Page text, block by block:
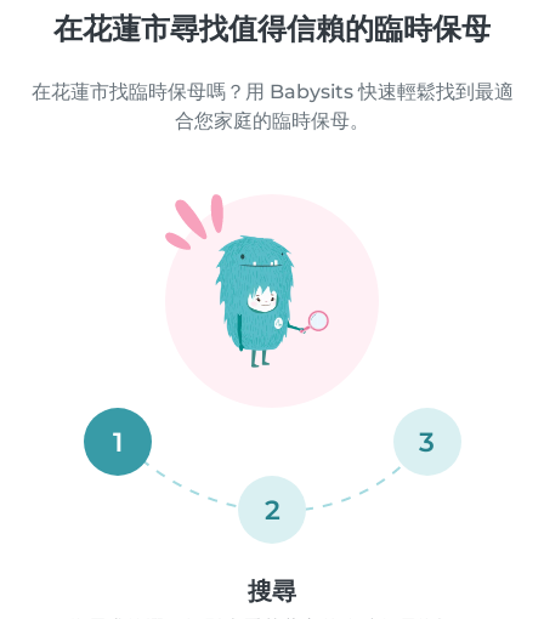
在花蓮市尋找值得信賴的臨時保母
在花蓮市找臨時保母嗎？用 Babysits 快速輕鬆找到最適
合您家庭的臨時保母。
1
2
3
搜尋